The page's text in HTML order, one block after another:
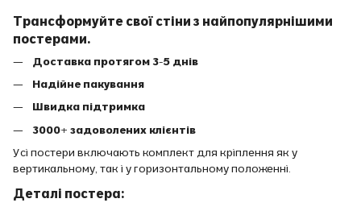
Трансформуйте свої стіни з найпопулярнішими
постерами.
Доставка протягом 3-5 днів
Надійне пакування
Швидка підтримка
3000+ задоволених клієнтів
Усі постери включають комплект для кріплення як у
вертикальному, так і у горизонтальному положенні.
Деталі постера: